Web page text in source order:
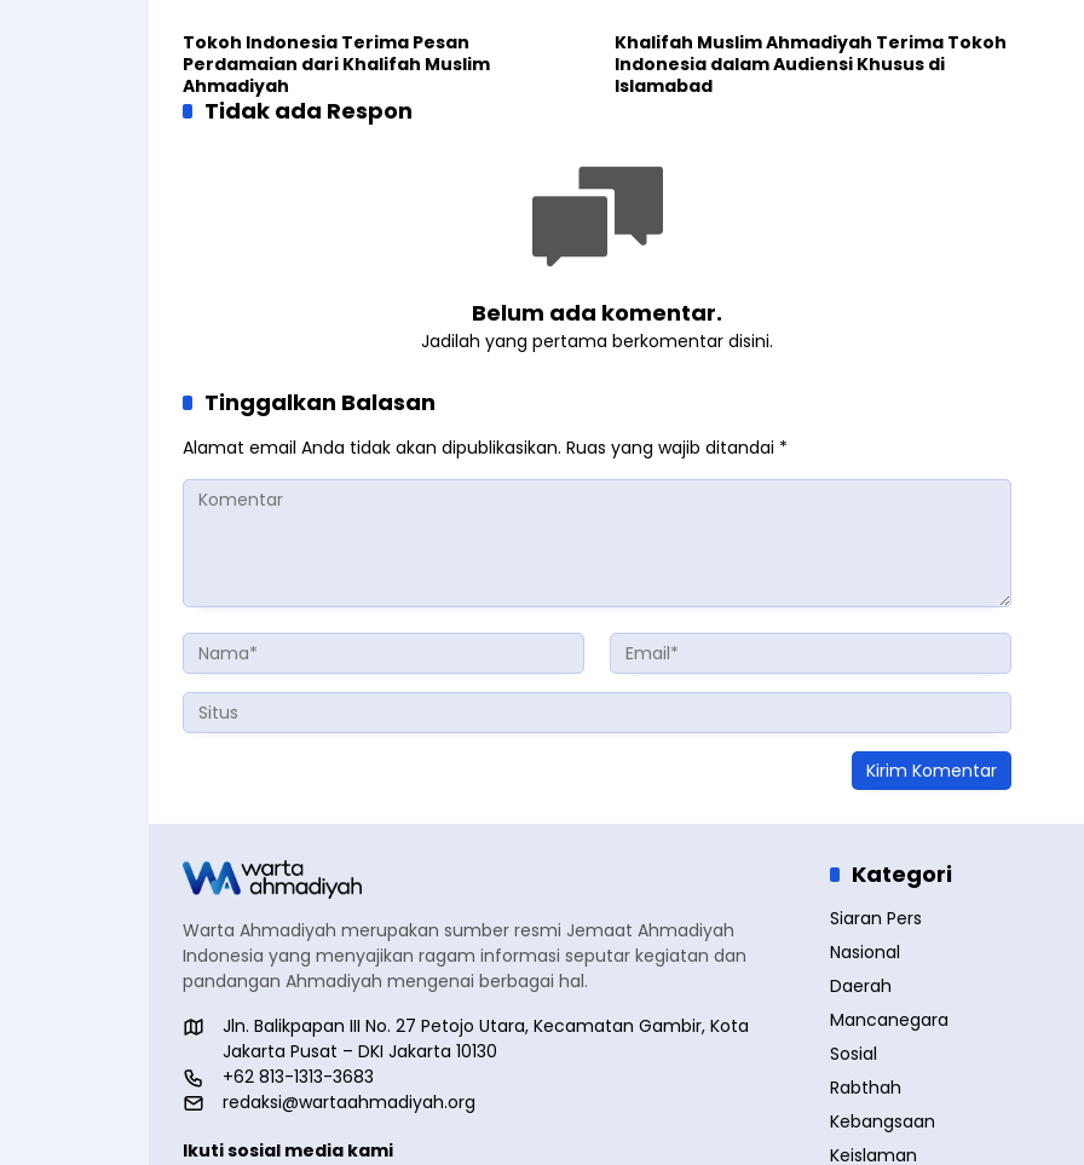
Tokoh Indonesia Terima Pesan
Perdamaian dari Khalifah Muslim
Ahmadiyah
Khalifah Muslim Ahmadiyah Terima Tokoh
Indonesia dalam Audiensi Khusus di
Islamabad
Tidak ada Respon
Belum ada komentar.
Jadilah yang pertama berkomentar disini.
Tinggalkan Balasan
Alamat email Anda tidak akan dipublikasikan. Ruas yang wajib ditandai *
Warta Ahmadiyah merupakan sumber resmi Jemaat Ahmadiyah
Indonesia yang menyajikan ragam informasi seputar kegiatan dan
pandangan Ahmadiyah mengenai berbagai hal.
Jln. Balikpapan III No. 27 Petojo Utara, Kecamatan Gambir, Kota
Jakarta Pusat – DKI Jakarta 10130
+62 813-1313-3683
redaksi@wartaahmadiyah.org
Ikuti sosial media kami
Kategori
Siaran Pers
Nasional
Daerah
Mancanegara
Sosial
Rabthah
Kebangsaan
Keislaman